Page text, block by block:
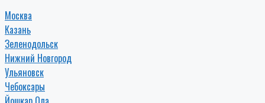
Москва
Казань
Зеленодольск
Нижний Новгород
Ульяновск
Чебоксары